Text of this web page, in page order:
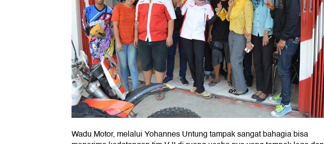
Wadu Motor, melalui Yohannes Untung tampak sangat bahagia bisa